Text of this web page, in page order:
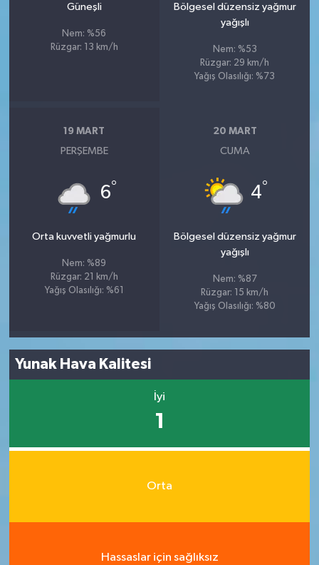
Güneşli
Nem: %56
Rüzgar: 13 km/h
Bölgesel düzensiz yağmur
yağışlı
Nem: %53
Rüzgar: 29 km/h
Yağış Olasılığı: %73
19 MART
PERŞEMBE
6°
Orta kuvvetli yağmurlu
Nem: %89
Rüzgar: 21 km/h
Yağış Olasılığı: %61
20 MART
CUMA
4°
Bölgesel düzensiz yağmur
yağışlı
Nem: %87
Rüzgar: 15 km/h
Yağış Olasılığı: %80
Yunak Hava Kalitesi
İyi
1
Orta
Hassaslar için sağlıksız